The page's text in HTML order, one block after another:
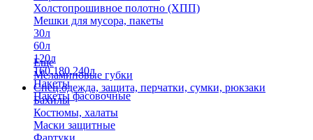
Холстопрошивное полотно (ХПП)
Мешки для мусора, пакеты
30л
60л
120л
160,180,240л
Пакеты
Пакеты фасовочные
Еще
Меламиновые губки
Спец.одежда, защита, перчатки, сумки, рюкзаки
Бахилы
Костюмы, халаты
Маски защитные
Фартуки